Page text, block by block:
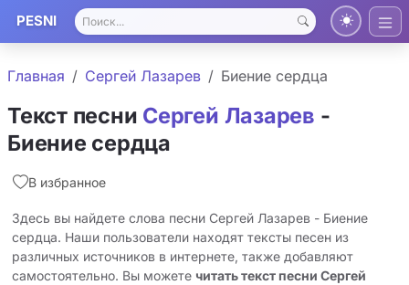
PESNI
Главная Сергей Лазарев Биение сердца
Текст песни Сергей Лазарев -
Биение сердца
В избранное
Здесь вы найдете слова песни Сергей Лазарев - Биение
сердца. Наши пользователи находят тексты песен из
различных источников в интернете, также добавляют
самостоятельно. Вы можете читать текст песни Сергей